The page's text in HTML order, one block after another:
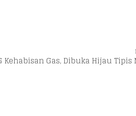
Kehabisan Gas, Dibuka Hijau Tipis